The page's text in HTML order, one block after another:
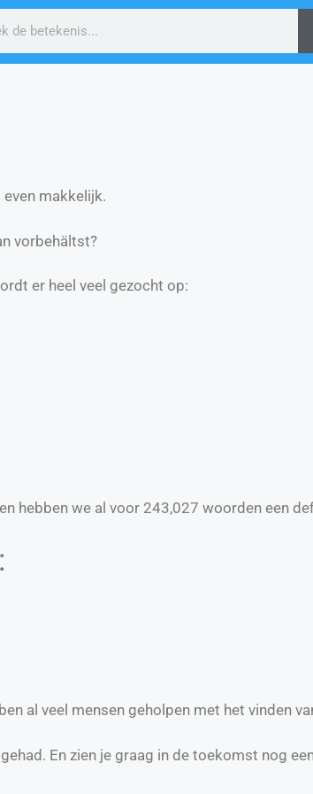
makkelijk.
vorbehältst?
er heel veel gezocht op:
hebben we al voor 243,027 woorden een
al veel mensen geholpen met het vinden
En zien je graag in de toekomst nog